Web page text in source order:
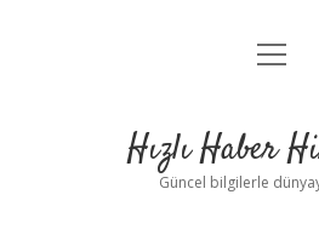
Anasayfa
Yasal
menüyü
Hızlı Haber
Güncel bilgilerle